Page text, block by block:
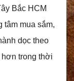
Bắc HCM
tâm mua sắm,
dọc theo
hơn trong thời